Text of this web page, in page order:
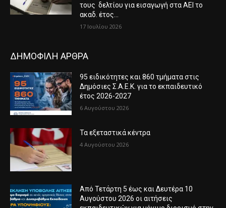
τους δελτίου για εισαγωγή στα ΑΕΙ το
ακαδ. έτος...
17 Ιουλίου 2026
ΔΗΜΟΦΙΛΗ ΑΡΘΡΑ
95 ειδικότητες και 860 τμήματα στις
Δημόσιες Σ.Α.Ε.Κ. για το εκπαιδευτικό
έτος 2026-2027
6 Αυγούστου 2026
Τα εξεταστικά κέντρα
4 Αυγούστου 2026
Από Τετάρτη 5 έως και Δευτέρα 10
Αυγούστου 2026 οι αιτήσεις